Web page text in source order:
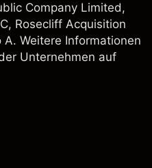
Company Limited,
Rosecliff Acquisition
A. Weitere Informationen
Unternehmen auf